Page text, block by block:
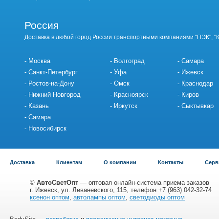
Россия
Доставка в любой город России транспортными компаниями "ПЭК",
Москва
Санкт-Петербург
Ростов-на-Дону
Нижний Новгород
Казань
Самара
Новосибирск
Волгоград
Уфа
Омск
Красноярск
Иркутск
Самара
Ижевск
Краснодар
Киров
Сыктывкар
Доставка Клиентам О компании Контакты
© АвтоСветОпт — оптовая онлайн-система приема заказов
г. Ижевск, ул. Леваневского, 115, телефон +7 (963) 042-32-74
ксенон оптом, автолампы оптом, светодиоды оптом